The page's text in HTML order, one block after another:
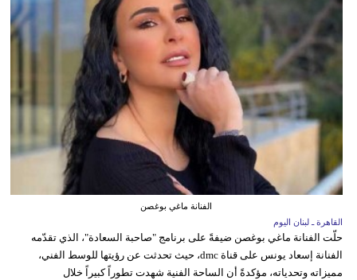
الفنانة ماغي بوغصن
القاهرة ـ لبنان اليوم
حلّت الفنانة ماغي بوغصن ضيفةً على برنامج "صاحبة السعادة"، الذي تقدّمه
الفنانة إسعاد يونس على قناة dmc، حيث تحدثت عن رؤيتها للوسط الفني،
مميزاته وتحدياته، مؤكدةً أن الساحة الفنية شهدت تطوراً كبيراً خلال